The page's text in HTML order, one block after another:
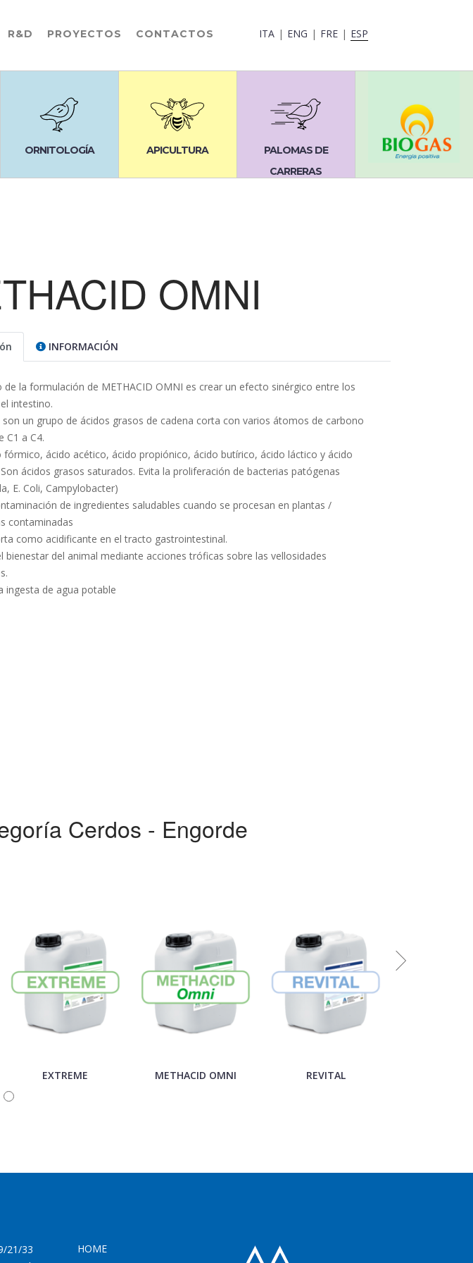
R&D PROYECTOS CONTACTOS ITA ENG FRE ESP
ORNITOLOGÍA APICULTURA
PALOMAS DE
CARRERAS
OMNI
INFORMACIÓN
de la formulación de METHACID OMNI es crear un efecto sinérgico entre los
intestino.
son un grupo de ácidos grasos de cadena corta con varios átomos de carbono
C1 a C4.
fórmico, ácido acético, ácido propiónico, ácido butírico, ácido láctico y ácido
ácidos grasos saturados. Evita la proliferación de bacterias patógenas
E. Coli, Campylobacter)
de ingredientes saludables cuando se procesan en plantas /
contaminadas
como acidificante en el tracto gastrointestinal.
bienestar del animal mediante acciones tróficas sobre las vellosidades
ingesta de agua potable
Cerdos - Engorde
EXTREME METHACID OMNI REVITAL
21/33
HOME